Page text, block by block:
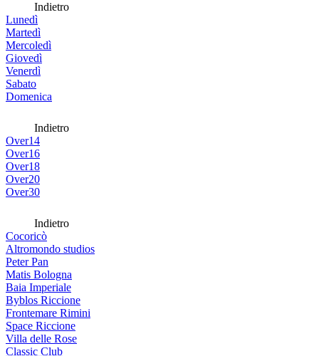
Indietro
Lunedì
Martedì
Mercoledì
Giovedì
Venerdì
Sabato
Domenica
Indietro
Over14
Over16
Over18
Over20
Over30
Indietro
Cocoricò
Altromondo studios
Peter Pan
Matis Bologna
Baia Imperiale
Byblos Riccione
Frontemare Rimini
Space Riccione
Villa delle Rose
Classic Club